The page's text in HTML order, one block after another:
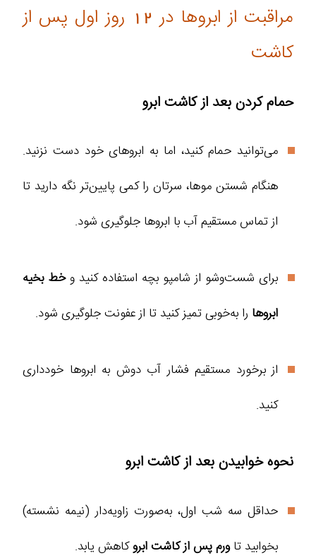
مراقبت از ابروها در 12 روز اول پس از
کاشت
حمام کردن بعد از کاشت ابرو
می‌توانید حمام کنید، اما به ابروهای خود دست نزنید.
هنگام شستن موها، سرتان را کمی پایین‌تر نگه دارید تا
از تماس مستقیم آب با ابروها جلوگیری شود.
برای شست‌وشو از شامپو بچه استفاده کنید وخط بخیه
ابروها را به‌خوبی تمیز کنید تا از عفونت جلوگیری شود.
از برخورد مستقیم فشار آب دوش به ابروها خودداری
کنید.
نحوه خوابیدن بعد از کاشت ابرو
حداقل سه شب اول، به‌صورت زاویه‌دار (نیمه نشسته)
بخوابید تاورم پس از کاشت ابروکاهش یابد.